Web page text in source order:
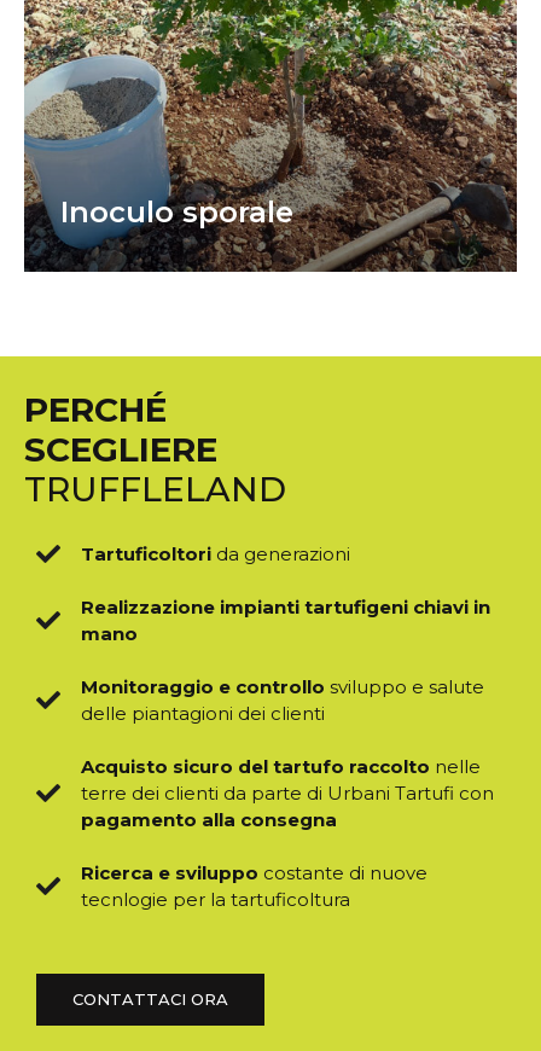
Inoculo sporale
PERCHÉ
SCEGLIERE
TRUFFLELAND
Tartuficoltori da generazioni
Realizzazione impianti tartufigeni chiavi in
mano
Monitoraggio e controllo sviluppo e salute
delle piantagioni dei clienti
Acquisto sicuro del tartufo raccolto nelle
terre dei clienti da parte di Urbani Tartufi con
pagamento alla consegna
Ricerca e sviluppo costante di nuove
tecnlogie per la tartuficoltura
CONTATTACI ORA